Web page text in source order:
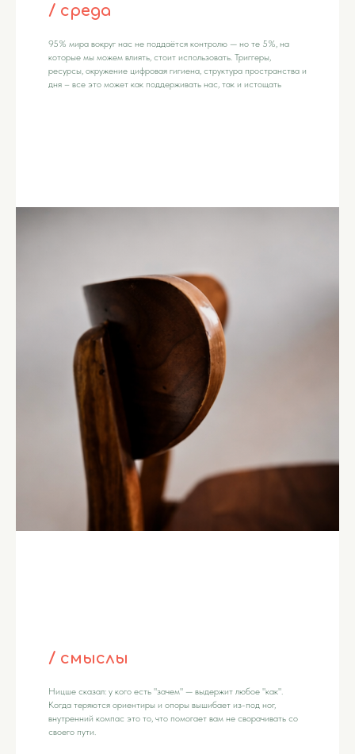
/ среда
95% мира вокруг нас не поддаётся контролю — но те 5%, на
которые мы можем влиять, стоит использовать. Триггеры,
ресурсы, окружение цифровая гигиена, структура пространства и
дня – все это может как поддерживать нас, так и истощать
/ смыслы
Ницше сказал: у кого есть "зачем" — выдержит любое "как".
Когда теряются ориентиры и опоры вышибает из-под ног,
внутренний компас это то, что помогает вам не сворачивать со
своего пути.